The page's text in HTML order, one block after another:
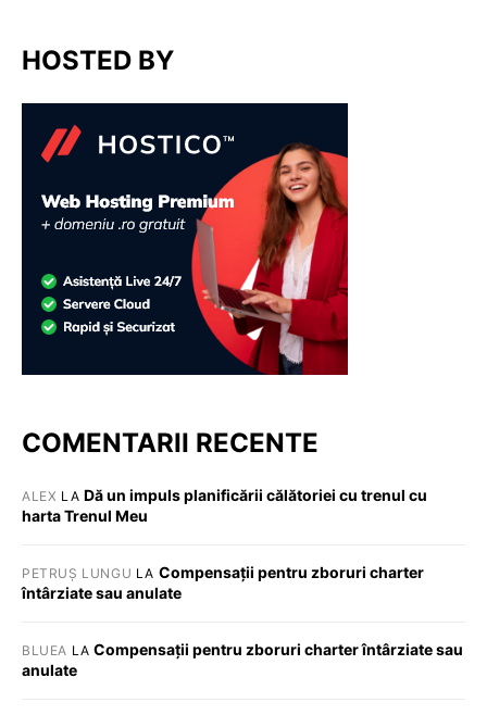
HOSTED BY
COMENTARII RECENTE
ALEX LA Dă un impuls planificării călătoriei cu trenul cu
harta Trenul Meu
PETRUȘ LUNGU LA Compensații pentru zboruri charter
întârziate sau anulate
BLUEA LACompensații pentru zboruri charter întârziate sau
anulate